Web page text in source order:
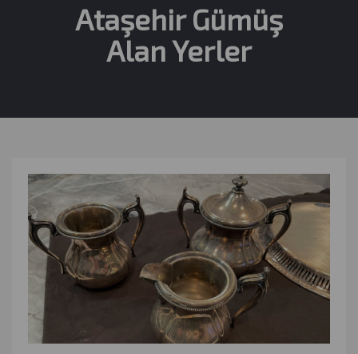
Ataşehir Gümüş
Alan Yerler